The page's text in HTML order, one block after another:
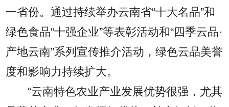
一省份。通过持续举办云南省“十大名品”和
绿色食品“十强企业”等表彰活动和“四季云品·
产地云南”系列宣传推介活动，绿色云品美誉
度和影响力持续扩大。
“云南特色农业产业发展优势很强，尤其